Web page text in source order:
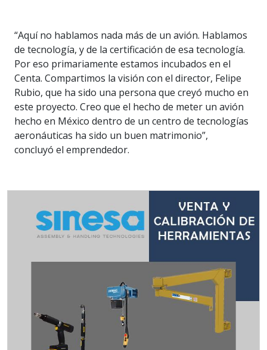
“Aquí no hablamos nada más de un avión. Hablamos
de tecnología, y de la certificación de esa tecnología.
Por eso primariamente estamos incubados en el
Centa. Compartimos la visión con el director, Felipe
Rubio, que ha sido una persona que creyó mucho en
este proyecto. Creo que el hecho de meter un avión
hecho en México dentro de un centro de tecnologías
aeronáuticas ha sido un buen matrimonio”,
concluyó el emprendedor.